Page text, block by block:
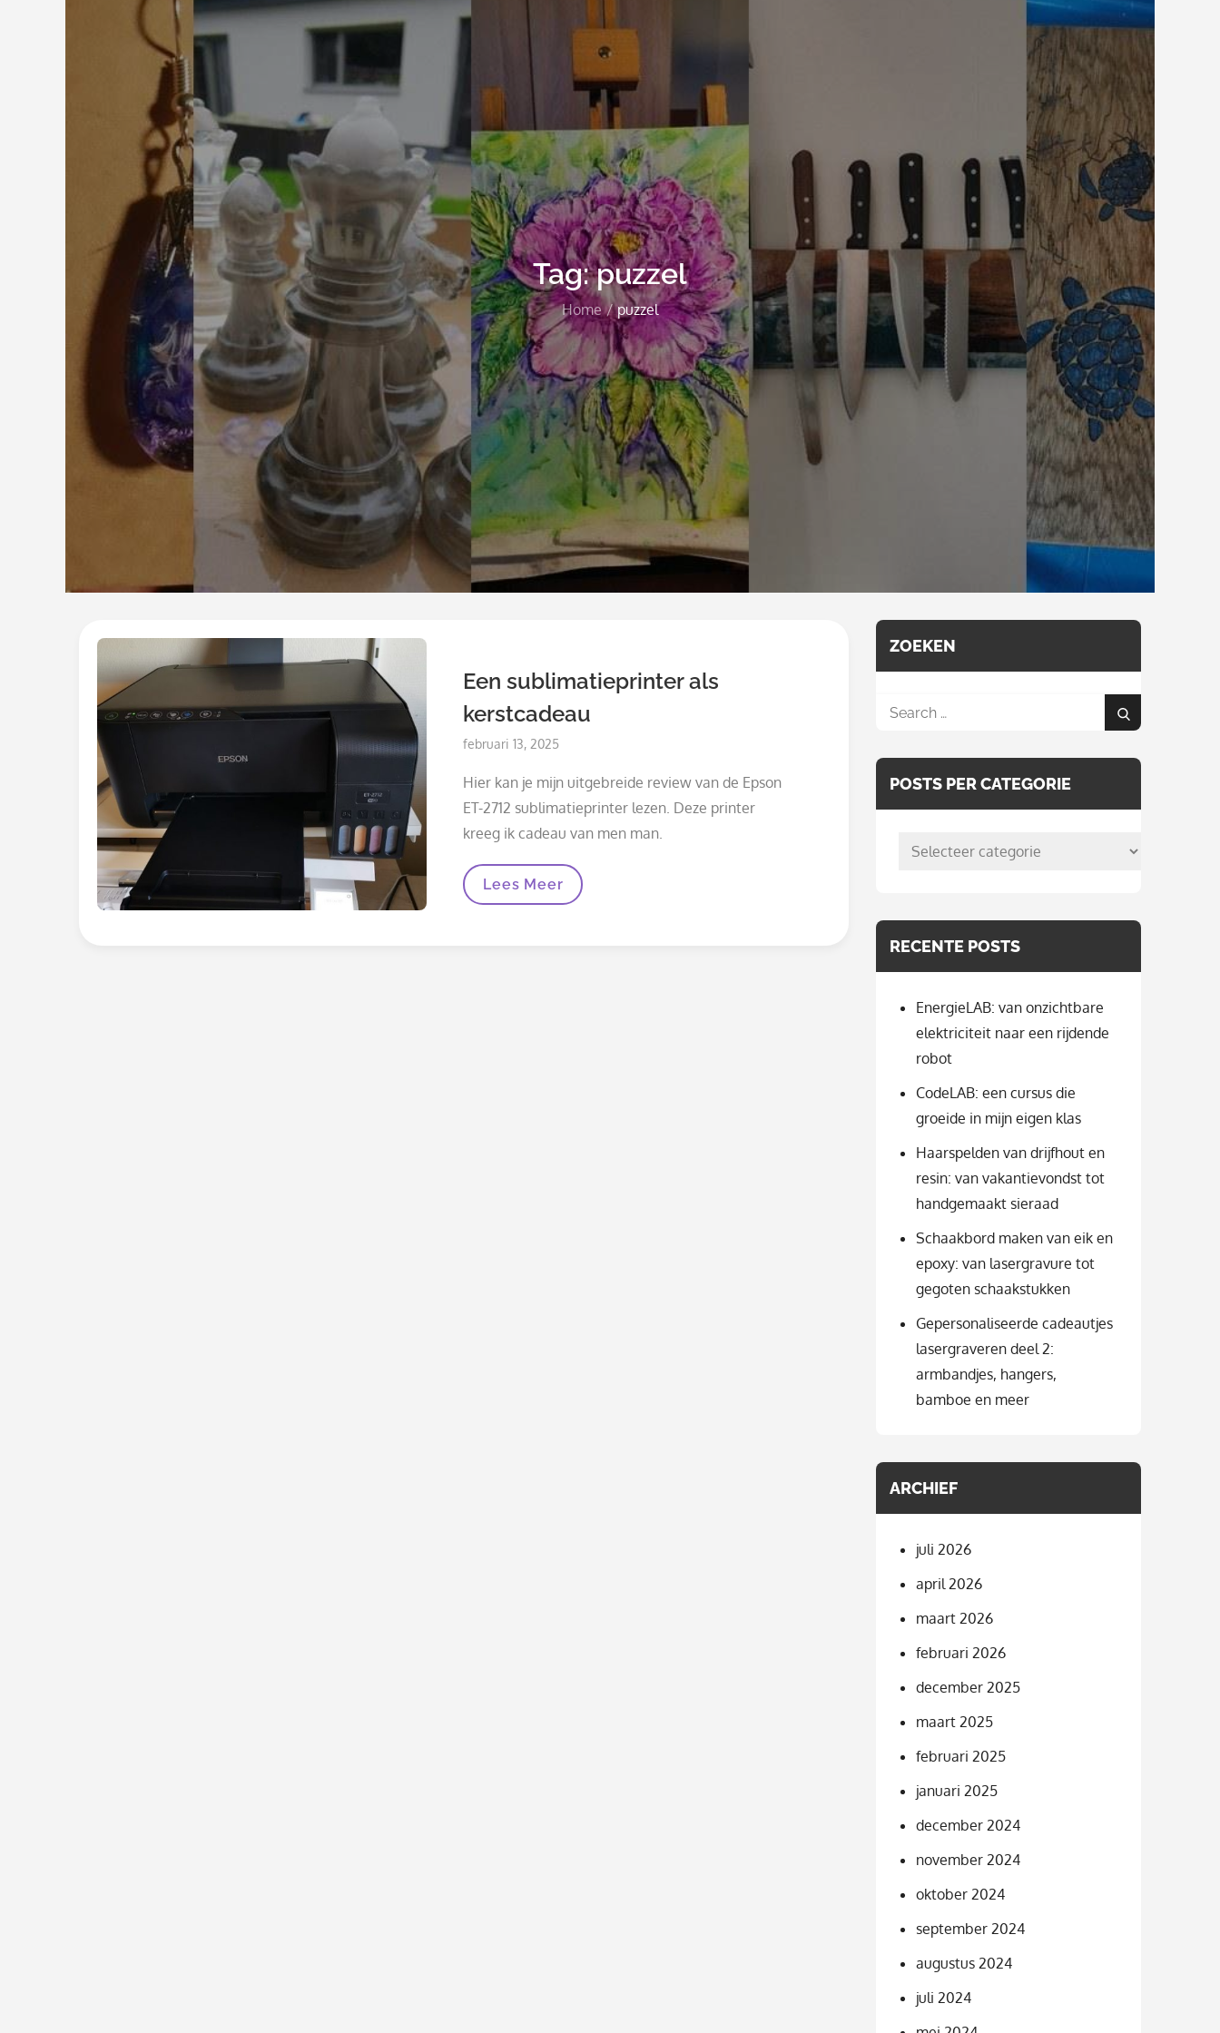
Tag:puzzel
Home puzzel
Een sublimatieprinter als
kerstcadeau
Posted
februari 13, 2025
Hier kan je mijn uitgebreide review van de Epson
ET-2712 sublimatieprinter lezen. Deze printer
kreeg ik cadeau van men man.
Een
Sublimatieprinter
Lees Meer
ZOEKEN
Search
Search
POSTS PER CATEGORIE
posts
RECENTE POSTS
EnergieLAB: van onzichtbare
elektriciteit naar een rijdende
robot
CodeLAB: een cursus die
groeide in mijn eigen klas
Haarspelden van drijfhout en
resin: van vakantievondst tot
handgemaakt sieraad
Schaakbord maken van eik en
epoxy: van lasergravure tot
gegoten schaakstukken
Gepersonaliseerde cadeautjes
lasergraveren deel 2:
armbandjes, hangers,
bamboe en meer
ARCHIEF
juli 2026
april 2026
maart 2026
februari 2026
december 2025
maart 2025
februari 2025
januari 2025
december 2024
november 2024
oktober 2024
september 2024
augustus 2024
juli 2024